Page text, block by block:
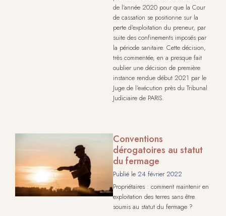
de l’année 2020 pour que la Cour
de cassation se positionne sur la
perte d’exploitation du preneur, par
suite des confinements imposés par
la période sanitaire. Cette décision,
très commentée, en a presque fait
oublier une décision de première
instance rendue début 2021 par le
Juge de l’exécution près du Tribunal
Judiciaire de PARIS.
Conventions
dérogatoires au statut
du fermage
Publié le 24 février 2022
Propriétaires : comment maintenir en
exploitation des terres sans être
soumis au statut du fermage ?